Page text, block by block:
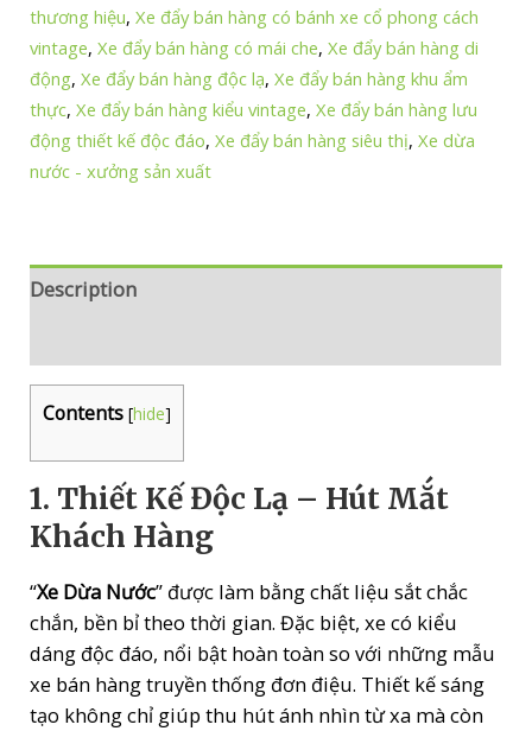
Mắt,
Thu
Hút
Khách
thương hiệu,Xe đẩy bán hàng có bánh xe cổ phong cách
vintage,Xe đẩy bán hàng có mái che,Xe đẩy bán hàng di
động,Xe đẩy bán hàng độc lạ,Xe đẩy bán hàng khu ẩm
thực,Xe đẩy bán hàng kiểu vintage,Xe đẩy bán hàng lưu
động thiết kế độc đáo,Xe đẩy bán hàng siêu thị,Xe dừa
nước - xưởng sản xuất
Description
Contents [hide]
1. Thiết Kế Độc Lạ – Hút Mắt
Khách Hàng
“Xe Dừa Nước” được làm bằng chất liệu sắt chắc
chắn, bền bỉ theo thời gian. Đặc biệt, xe có kiểu
dáng độc đáo, nổi bật hoàn toàn so với những mẫu
xe bán hàng truyền thống đơn điệu. Thiết kế sáng
tạo không chỉ giúp thu hút ánh nhìn từ xa mà còn